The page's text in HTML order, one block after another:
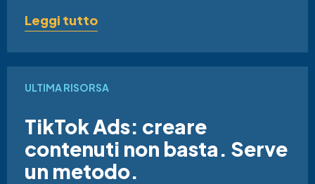
Leggi tutto
ULTIMA RISORSA
TikTok Ads: creare
contenuti non basta. Serve
un metodo.